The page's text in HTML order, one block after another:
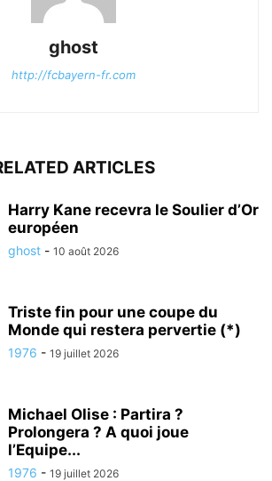
ghost
http://fcbayern-fr.com
ARTICLES
Harry Kane recevra le Soulier d’Or
européen
ghost - 10 août 2026
Triste fin pour une coupe du
Monde qui restera pervertie (*)
1976 - 19 juillet 2026
Michael Olise : Partira ?
Prolongera ? A quoi joue
l’Equipe...
1976 - 19 juillet 2026